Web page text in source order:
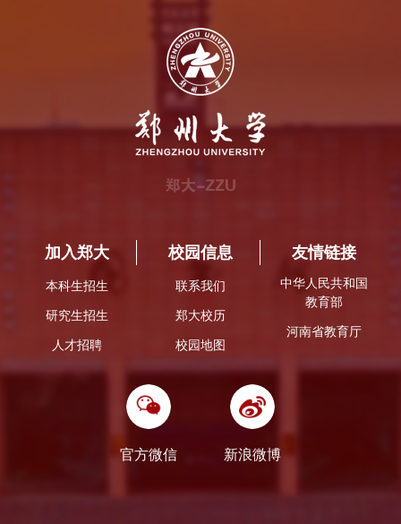
加入郑大
本科生招生
研究生招生
人才招聘
校园信息
联系我们
郑大校历
校园地图
友情链接
中华人民共和国
教育部
河南省教育厅
官方微信 新浪微博